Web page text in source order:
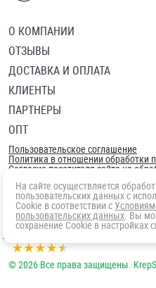
О КОМПАНИИ
ОТЗЫВЫ
ДОСТАВКА И ОПЛАТА
КЛИЕНТЫ
ПАРТНЕРЫ
ОПТ
Пользовательское соглашение
Политика в отношении обработки
Согласие посетителя сайта на
© 2026 Все права защищены.
На сайте осуществляется
пользовательских данных с
Cookie в соответствии с
пользовательских данных. Вы
сохранение Cookie в настройках